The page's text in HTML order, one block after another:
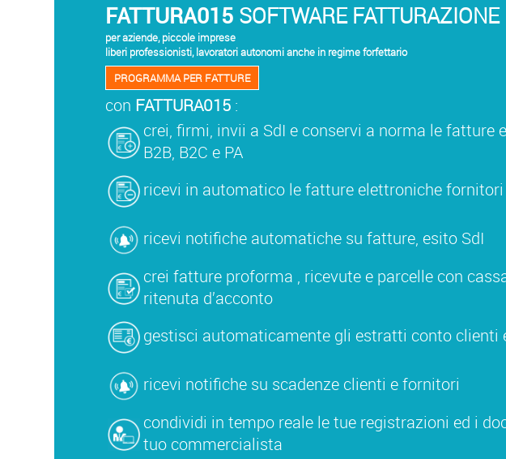
FATTURA015 SOFTWARE FATTURAZIONE
per aziende, piccole imprese
liberi professionisti, lavoratori autonomi anche in regime forfettario
PROGRAMMA PER FATTURE
con FATTURA015 :
crei, firmi, invii a SdI e conservi a norma le fatture
B2B, B2C e PA
ricevi in automatico le fatture elettroniche fornitori
ricevi notifiche automatiche su fatture, esito SdI
crei fatture proforma , ricevute e parcelle con
ritenuta d’acconto
gestisci automaticamente gli estratti conto clienti
ricevi notifiche su scadenze clienti e fornitori
condividi in tempo reale le tue registrazioni ed i
tuo commercialista